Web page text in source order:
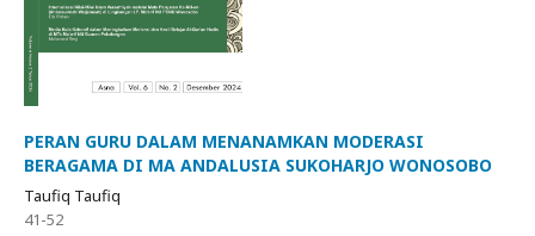
PERAN GURU DALAM MENANAMKAN MODERASI
BERAGAMA DI MA ANDALUSIA SUKOHARJO WONOSOBO
Taufiq Taufiq
41-52